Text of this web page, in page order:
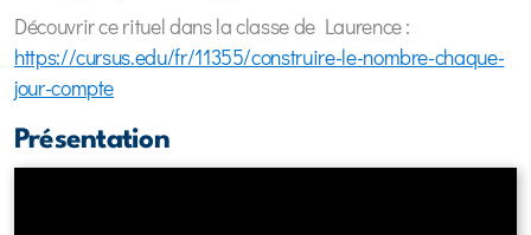
Découvrir ce rituel dans la classe de Laurence :
https://cursus.edu/fr/11355/construire-le-nombre-chaque-
jour-compte
Présentation